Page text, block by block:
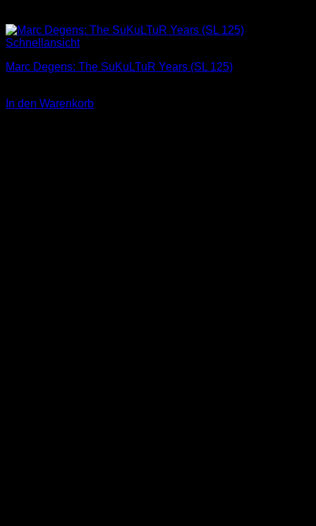
Schnellansicht
Marc Degens: The SuKuLTuR Years (SL 125)
In den Warenkorb